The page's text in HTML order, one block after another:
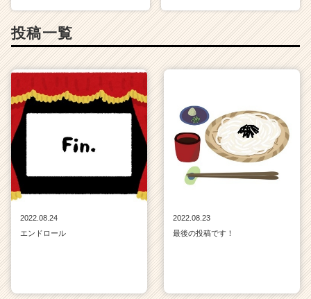
投稿一覧
2022.08.24
エンドロール
2022.08.23
最後の投稿です！